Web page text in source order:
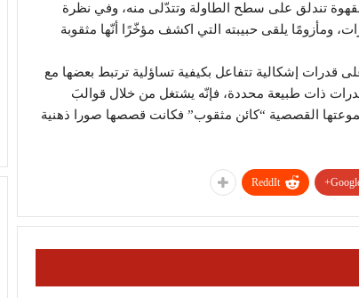
تندلق على سطح الطاولة وتتدّلى منه، وفي نظرة
ومأزومًا يلقى حبيبته التي اكشف مؤخّرًا أنّها مثقوبة
قدرات إشكالية تتفاعل بكيفية تساؤلية ترتبط بعضها مع
ذات طبيعة محددة، فإنّه يشتغل من خلال قوالبَ
القصصية “كائن مثقوب” فكانت قصصها صورا ذهنية
ReddIt